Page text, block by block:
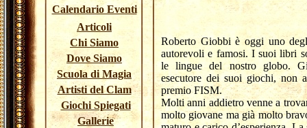
Calendario Eventi
Articoli
Chi Siamo
Dove Siamo
Scuola di Magia
Artisti del Clam
Giochi Spiegati
Gallerie
Roberto Giobbi è oggi uno
autorevoli e famosi. I suoi libri
le lingue del nostro globo.
esecutore dei suoi giochi, non
premio FISM.
Molti anni addietro venne a
molto giovane ma già molto